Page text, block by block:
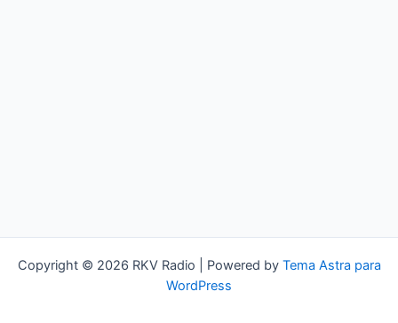
Copyright © 2026 RKV Radio | Powered by Tema Astra para
WordPress